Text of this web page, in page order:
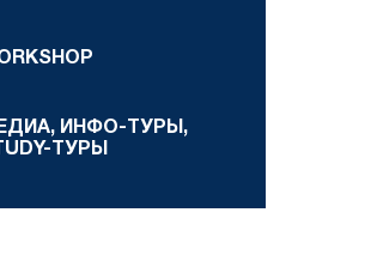
ИНФО-ТУРЫ,
ТУРЫ